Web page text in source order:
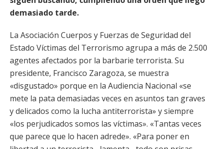
demasiado tarde.
La Asociación Cuerpos y Fuerzas de Seguridad del
Estado Víctimas del Terrorismo agrupa a más de 2.500
agentes afectados por la barbarie terrorista. Su
presidente, Francisco Zaragoza, se muestra
«disgustado» porque en la Audiencia Nacional «se
mete la pata demasiadas veces en asuntos tan graves
y delicados como la lucha antiterrorista» y siempre
«los perjudicados somos las víctimas». «Tantas veces
que parece que lo hacen adrede». «Para poner en